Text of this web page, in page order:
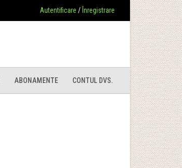
Autentificare / Înregistrare
ABONAMENTE CONTUL DVS.